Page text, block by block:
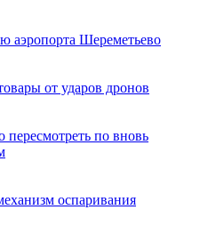
аэропорта Шереметьево
от ударов дронов
по вновь
оспаривания